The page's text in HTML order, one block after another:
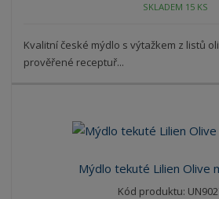
SKLADEM 15 KS
Kvalitní české mýdlo s výtažkem z listů
prověřené receptuř...
Mýdlo tekuté Lilien Olive
Kód produktu: